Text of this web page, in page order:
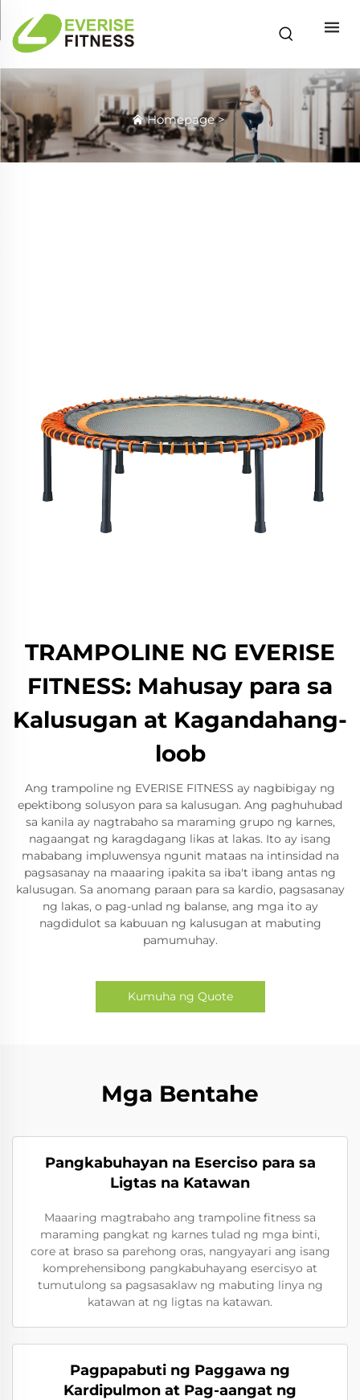
Homepage>
TRAMPOLINE NG EVERISE
FITNESS: Mahusay para sa
Kalusugan at Kagandahang-
loob
Ang trampoline ng EVERISE FITNESS ay nagbibigay ng
epektibong solusyon para sa kalusugan. Ang paghuhubad
sa kanila ay nagtrabaho sa maraming grupo ng karnes,
nagaangat ng karagdagang likas at lakas. Ito ay isang
mababang impluwensya ngunit mataas na intinsidad na
pagsasanay na maaaring ipakita sa iba't ibang antas ng
kalusugan. Sa anomang paraan para sa kardio, pagsasanay
ng lakas, o pag-unlad ng balanse, ang mga ito ay
nagdidulot sa kabuuan ng kalusugan at mabuting
pamumuhay.
Kumuha ng Quote
Mga Bentahe
Pangkabuhayan na Eserciso para sa
Ligtas na Katawan
Maaaring magtrabaho ang trampoline fitness sa
maraming pangkat ng karnes tulad ng mga binti,
core at braso sa parehong oras, nangyayari ang isang
komprehensibong pangkabuhayang esercisyo at
tumutulong sa pagsasaklaw ng mabuting linya ng
katawan at ng ligtas na katawan.
Pagpapabuti ng Paggawa ng
Kardipulmon at Pag-aangat ng